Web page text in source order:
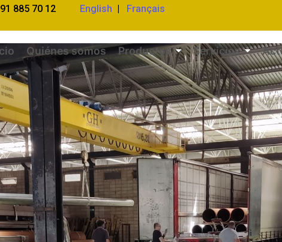
91 885 70 12 English | Français
Quiénes somos Productos Servicios
inoxidable